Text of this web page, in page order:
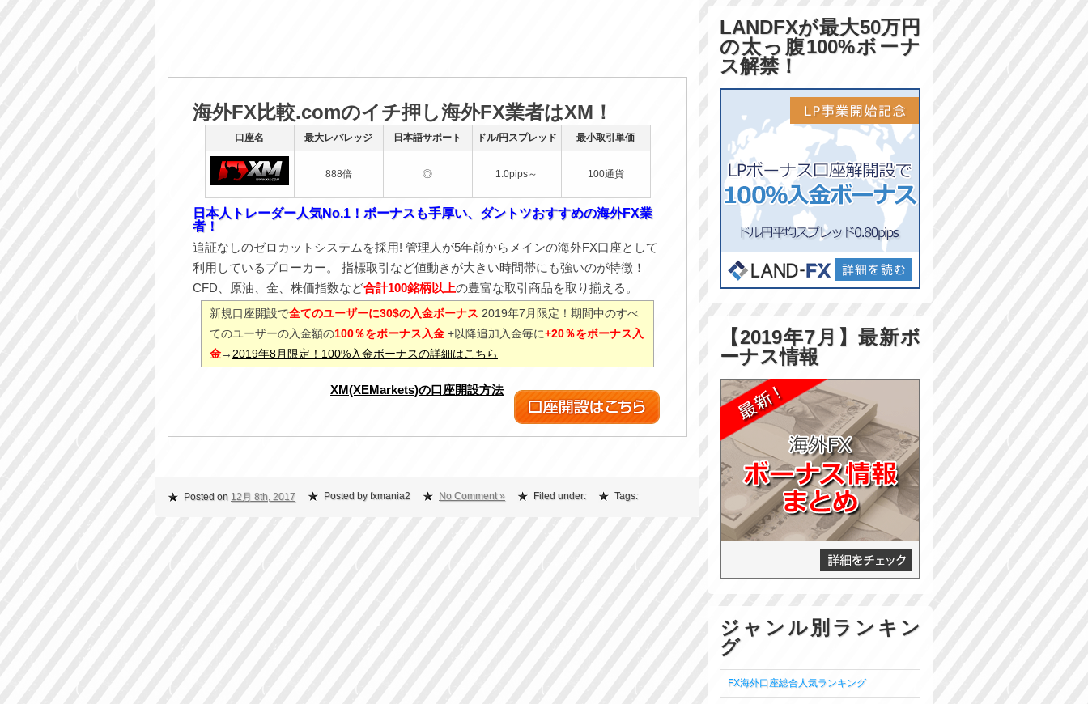
海外FX比較.comのイチ押し海外FX業者はXM！
口座名 最大レバレッジ 日本語サポート ドル/円スプレッド 最小取引単価
888倍 ◎ 1.0pips～ 100通貨
日本人トレーダー人気No.1！ボーナスも手厚い、ダントツおすすめの海外FX業
者！
追証なしのゼロカットシステムを採用! 管理人が5年前からメインの海外FX口座として
利用しているブローカー。 指標取引など値動きが大きい時間帯にも強いのが特徴！
CFD、原油、金、株価指数など合計100銘柄以上の豊富な取引商品を取り揃える。
新規口座開設で全てのユーザーに30$の入金ボーナス 2019年7月限定！期間中のすべ
てのユーザーの入金額の100％をボーナス入金 +以降追加入金毎に+20％をボーナス入
金→ 2019年8月限定！100%入金ボーナスの詳細はこちら
XM(XEMarkets)の口座開設方法
Posted on 12月 8th, 2017 Posted by fxmania2 No Comment » Filed under: Tags:
LANDFXが最大50万円
の太っ腹100%ボーナ
ス解禁！
【2019年7月】最新ボ
ーナス情報
ジャンル別ランキン
グ
FX海外口座総合人気ランキング